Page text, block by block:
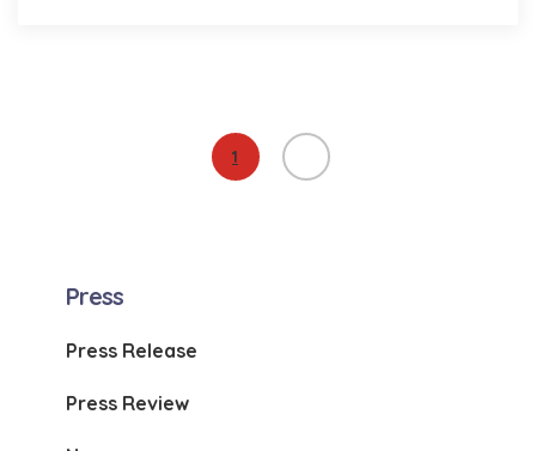
1
Press
Press Release
Press Review